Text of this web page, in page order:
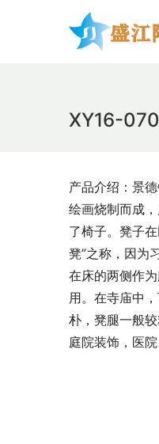
XY16-
产品介绍：景
绘画烧制而成
了椅子。凳子
凳”之称，因为
在床的两侧作
用。在寺庙中
朴，凳腿一般
庭院装饰，医